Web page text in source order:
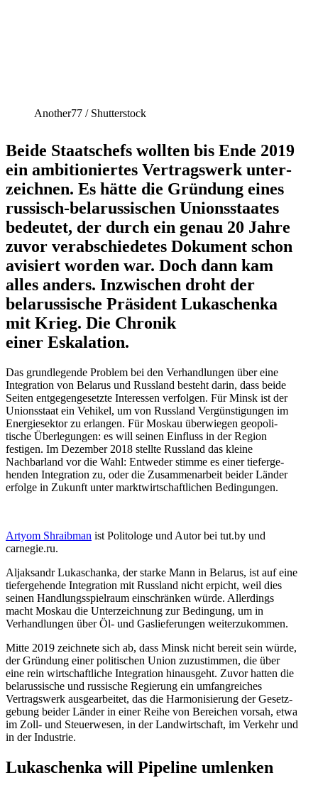
Another77 /​ Shutter­stock
Beide Staats­chefs wollten bis Ende 2019
ein ambitio­niertes Vertragswerk unter­
zeichnen. Es hätte die Gründung eines
russisch-belarus­si­schen Unions­staates
bedeutet, der durch ein genau 20 Jahre
zuvor verab­schie­detes Dokument schon
avisiert worden war. Doch dann kam
alles anders. Inzwi­schen droht der
belarus­sische Präsident Lukaschenka
mit Krieg. Die Chronik
einer Eskalation.
Das grund­le­gende Problem bei den Verhand­lungen über eine
Integration von Belarus und Russland besteht darin, dass beide
Seiten entge­gen­ge­setzte Inter­essen verfolgen. Für Minsk ist der
Unions­staat ein Vehikel, um von Russland Vergüns­ti­gungen im
Energie­sektor zu erlangen. Für Moskau überwiegen geopo­li­
tische Überle­gungen: es will seinen Einfluss in der Region
festigen. Im Dezember 2018 stellte Russland das kleine
Nachbarland vor die Wahl: Entweder stimme es einer tiefer­ge­
henden Integration zu, oder die Zusam­men­arbeit beider Länder
erfolge in Zukunft unter markt­wirt­schaft­lichen Bedingungen.
Artyom Shraibman ist Politologe und Autor bei tut.by und
carnegie.ru.
Aljaksandr Lukaschanka, der starke Mann in Belarus, ist auf eine
tiefer­ge­hende Integration mit Russland nicht erpicht, weil dies
seinen Handlungs­spielraum einschränken würde. Aller­dings
macht Moskau die Unter­zeichnung zur Bedingung, um in
Verhand­lungen über Öl- und Gaslie­fe­rungen weiterzukommen.
Mitte 2019 zeichnete sich ab, dass Minsk nicht bereit sein würde,
der Gründung einer politi­schen Union zuzustimmen, die über
eine rein wirtschaft­liche Integration hinausgeht. Zuvor hatten die
belarus­sische und russische Regierung ein umfang­reiches
Vertragswerk ausge­ar­beitet, das die Harmo­ni­sierung der Gesetz­
gebung beider Länder in einer Reihe von Bereichen vorsah, etwa
im Zoll- und Steuer­wesen, in der Landwirt­schaft, im Verkehr und
in der Industrie.
Lukaschenka will Pipeline umlenken